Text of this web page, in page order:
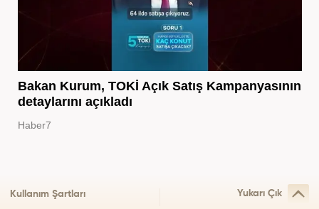
Bakan Kurum, TOKİ Açık Satış Kampanyasının
detaylarını açıkladı
Haber7
Kullanım Şartları Yukarı Çık